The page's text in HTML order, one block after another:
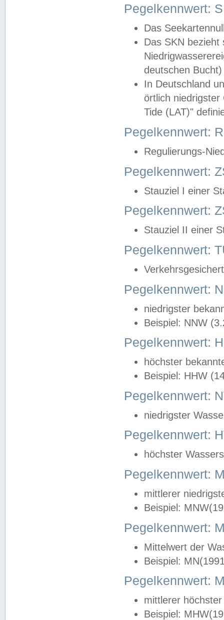
Pegelkennwert:
Das
Das SKN
deutschen
In Deutschland
örtlich
Tide (LAT)"
Pegelkennwert:
Regulierungs-
Pegelkennwert:
Stauziel I einer
Pegelkennwert:
Stauziel II einer
Pegelkennwert:
Pegelkennwert:
niedrigster
Beispiel: NNW
Pegelkennwert:
höchster
Beispiel: HHW
Pegelkennwert:
niedrigster
Pegelkennwert:
höchster
Pegelkennwert:
mittlerer
Beispiel:
Pegelkennwert:
Mittelwert der
Beispiel:
Pegelkennwert:
mittlerer
Beispiel: